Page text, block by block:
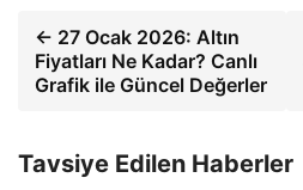
← 27 Ocak 2026: Altın
Fiyatları Ne Kadar? Canlı
Grafik ile Güncel Değerler
Tavsiye Edilen Haberler